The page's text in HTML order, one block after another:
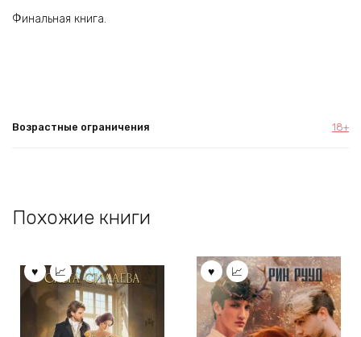
Финальная книга.
Возрастные ограничения 18+
Похожие книги